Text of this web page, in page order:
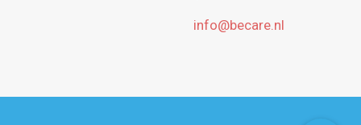
info@becare.nl